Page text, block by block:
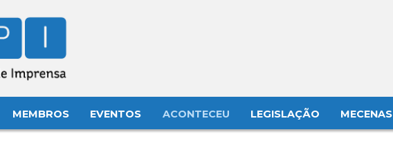
MEMBROS EVENTOS ACONTECEU LEGISLAÇÃO MECENAS